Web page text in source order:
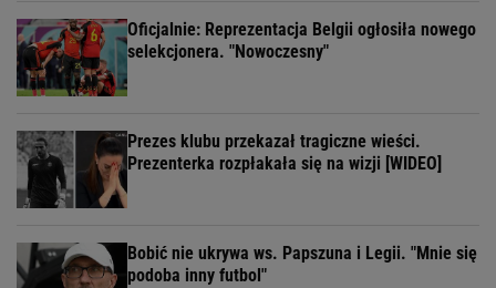
Oficjalnie: Reprezentacja Belgii ogłosiła nowego
selekcjonera. "Nowoczesny"
Prezes klubu przekazał tragiczne wieści.
Prezenterka rozpłakała się na wizji [WIDEO]
Bobić nie ukrywa ws. Papszuna i Legii. "Mnie się
podoba inny futbol"